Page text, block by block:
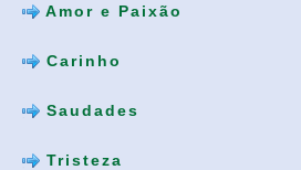
Amor e Paixão
Carinho
Saudades
Tristeza